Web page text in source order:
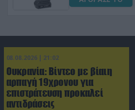
08.08.2026 | 21:02
Ουκρανία: Βίντεο με βίαιη
αρπαγή 19χρονου για
επιστράτευση προκαλεί
αντιδράσεις